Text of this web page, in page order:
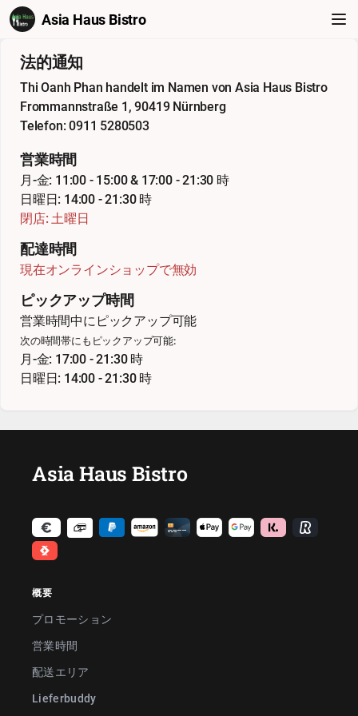
Asia Haus Bistro
法的通知
Thi Oanh Phan handelt im Namen von Asia Haus Bistro
Frommannstraße 1, 90419 Nürnberg
Telefon: 0911 5280503
営業時間
月-金: 11:00 - 15:00 & 17:00 - 21:30 時
日曜日: 14:00 - 21:30 時
閉店: 土曜日
配達時間
現在オンラインショップで無効
ピックアップ時間
営業時間中にピックアップ可能
次の時間帯にもピックアップ可能:
月-金: 17:00 - 21:30 時
日曜日: 14:00 - 21:30 時
Asia Haus Bistro
概要
プロモーション
営業時間
配送エリア
Lieferbuddy